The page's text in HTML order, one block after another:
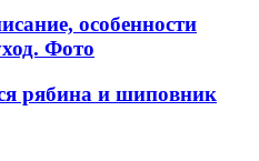
особенности
Фото
рябина и шиповник